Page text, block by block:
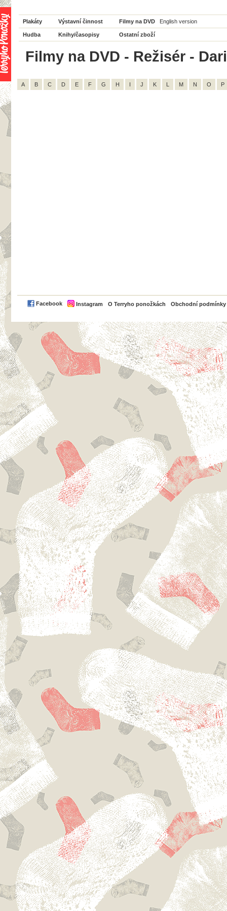
Plakáty Výstavní činnost Filmy na DVD English version
Hudba Knihy/časopisy Ostatní zboží
Filmy na DVD - Režisér -
A B C D E F G H I J K L M N O P
Facebook Instagram O Terryho ponožkách Obchodní podmínky
PayPal